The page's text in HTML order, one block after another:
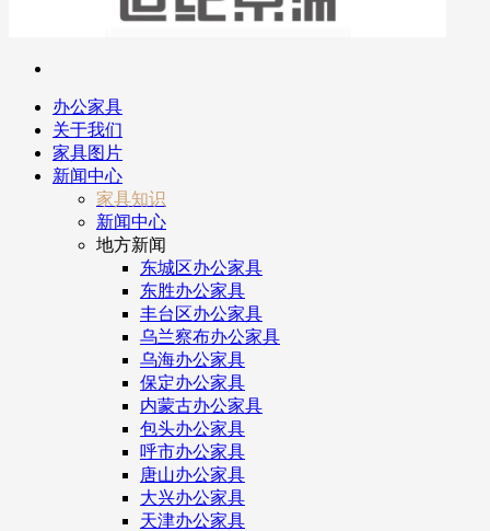
办公家具
关于我们
家具图片
新闻中心
家具知识
新闻中心
地方新闻
东城区办公家具
东胜办公家具
丰台区办公家具
乌兰察布办公家具
乌海办公家具
保定办公家具
内蒙古办公家具
包头办公家具
呼市办公家具
唐山办公家具
大兴办公家具
天津办公家具